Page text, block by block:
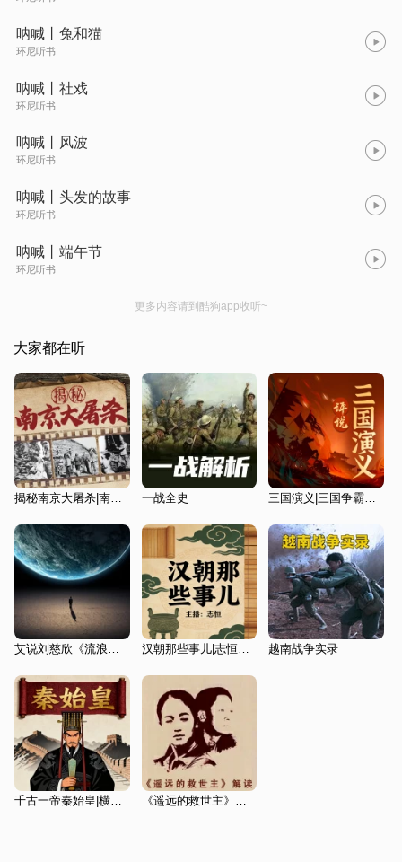
呐喊丨兔和猫
环尼听书
呐喊丨社戏
环尼听书
呐喊丨风波
环尼听书
呐喊丨头发的故事
环尼听书
呐喊丨端午节
环尼听书
更多内容请到酷狗app收听~
大家都在听
一战全史 三国演义|三国争霸中的生存法则|曹操刘备
艾说刘慈欣《流浪地球》 汉朝那些事儿|志恒陪您了解汉朝 越南战争实录